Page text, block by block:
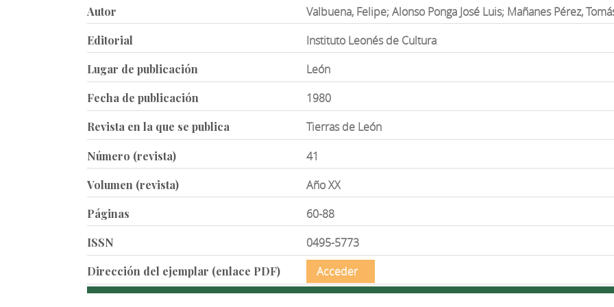
Autor Valbuena, Felipe; Alonso Ponga José Luis; Mañanes Pérez,
Editorial Instituto Leonés de Cultura
Lugar de publicación León
Fecha de publicación 1980
Revista en la que se publica Tierras de León
Número (revista) 41
Volumen (revista) Año XX
Páginas 60-88
ISSN 0495-5773
Dirección del ejemplar (enlace PDF) Acceder